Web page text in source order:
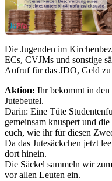
Die Jugenden im
ECs, CVJMs und sonstige
Aufruf für das JDO, Geld zu
Aktion: Ihr bekommt in den
Jutebeutel.
Darin: Eine Tüte
gemeinsam knuspert und
euch, wie ihr für diesen
Da das Jutesäckchen jetzt
dort hinein.
Die Säckel sammeln wir
vor allen Leuten ein.